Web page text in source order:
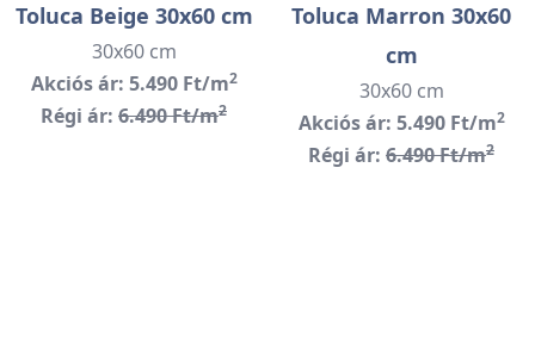
Toluca Beige 30x60 cm
30x60 cm
Akciós ár: 5.490 Ft/m2
Régi ár: 6.490 Ft/m2
Toluca Marron 30x60
cm
30x60 cm
Akciós ár: 5.490 Ft/m2
Régi ár: 6.490 Ft/m2